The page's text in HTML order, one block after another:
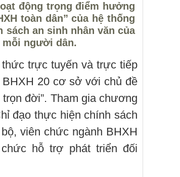
động trọng điểm hưởng
toàn dân” của hệ thống
sách an sinh nhân văn của
người dân.
trực tuyến và trực tiếp
20 cơ sở với chủ đề
đời”. Tham gia chương
đạo thực hiện chính sách
viên chức ngành BHXH
hỗ trợ phát triển đối